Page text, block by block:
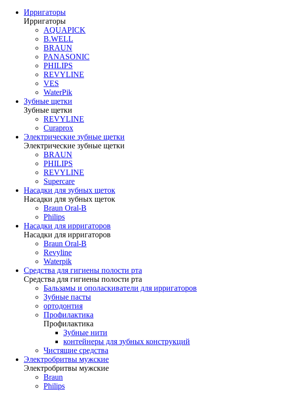
Ирригаторы
Ирригаторы
AQUAPICK
B.WELL
BRAUN
PANASONIC
PHILIPS
REVYLINE
VES
WaterPik
Зубные щетки
Зубные щетки
REVYLINE
Curaprox
Электрические зубные щетки
Электрические зубные щетки
BRAUN
PHILIPS
REVYLINE
Supercare
Насадки для зубных щеток
Насадки для зубных щеток
Braun Oral-B
Philips
Насадки для ирригаторов
Насадки для ирригаторов
Braun Oral-B
Revyline
Waterpik
Средства для гигиены полости рта
Средства для гигиены полости рта
Бальзамы и ополаскиватели для ирригаторов
Зубные пасты
ортодонтия
Профилактика
Профилактика
Зубные нити
контейнеры для зубных конструкций
Чистящие средства
Электробритвы мужские
Электробритвы мужские
Braun
Philips